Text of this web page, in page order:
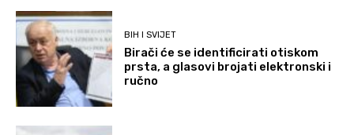
BIH I SVIJET
Birači će se identificirati otiskom
prsta, a glasovi brojati elektronski i
ručno